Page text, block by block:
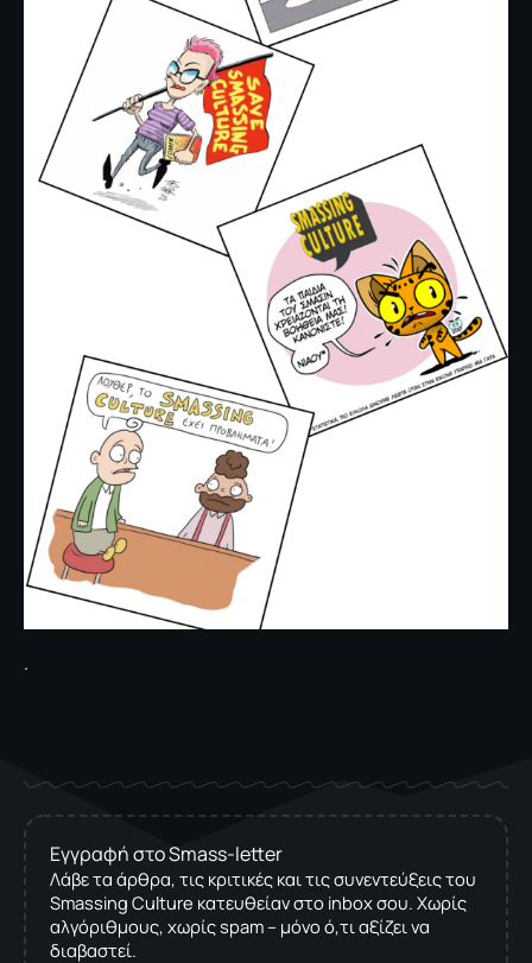
.
Εγγραφή στο Smass-letter
Λάβε τα άρθρα, τις κριτικές και τις συνεντεύξεις του
Smassing Culture κατευθείαν στο inbox σου. Χωρίς
αλγόριθμους, χωρίς spam – μόνο ό,τι αξίζει να
διαβαστεί.